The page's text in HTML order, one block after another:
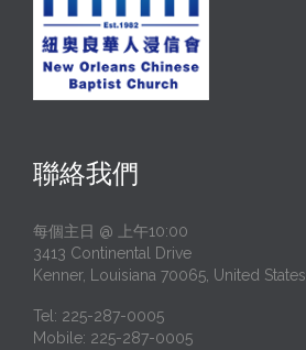
聯絡我們
每個主日 @ 上午10:00
3413 Continental Drive
Kenner, Louisiana 70065, United States
Tel: 225-287-0005
Mobile: 225-287-0005